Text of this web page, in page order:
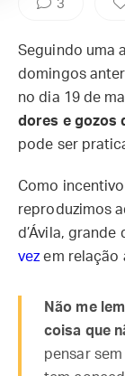
3
Seguindo uma
domingos
no dia 19 de
dores e gozos
pode ser
Como
reproduzimos
d’Ávila, grande
vez em relação
Não me
coisa que
pensar